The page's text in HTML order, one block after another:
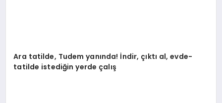
Ara tatilde, Tudemyanında! İndir, çıktı al, evde-
tatilde istediğin yerde çalış